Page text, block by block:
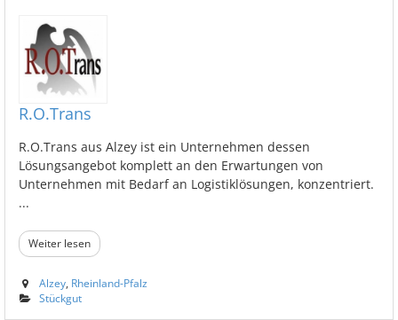
R.O.Trans
R.O.Trans aus Alzey ist ein Unternehmen dessen
Lösungsangebot komplett an den Erwartungen von
Unternehmen mit Bedarf an Logistiklösungen, konzentriert.
...
Weiter lesen
Alzey Rheinland-Pfalz
Stückgut